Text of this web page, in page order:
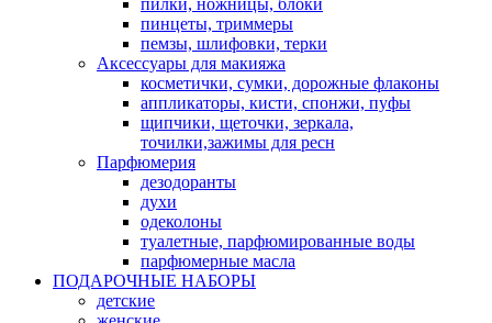
пинцеты, триммеры
пемзы, шлифовки, терки
Аксессуары для макияжа
косметички, сумки, дорожные флаконы
аппликаторы, кисти, спонжи, пуфы
щипчики, щеточки, зеркала,
точилки,зажимы для ресн
Парфюмерия
дезодоранты
духи
одеколоны
туалетные, парфюмированные воды
парфюмерные масла
ПОДАРОЧНЫЕ НАБОРЫ
детские